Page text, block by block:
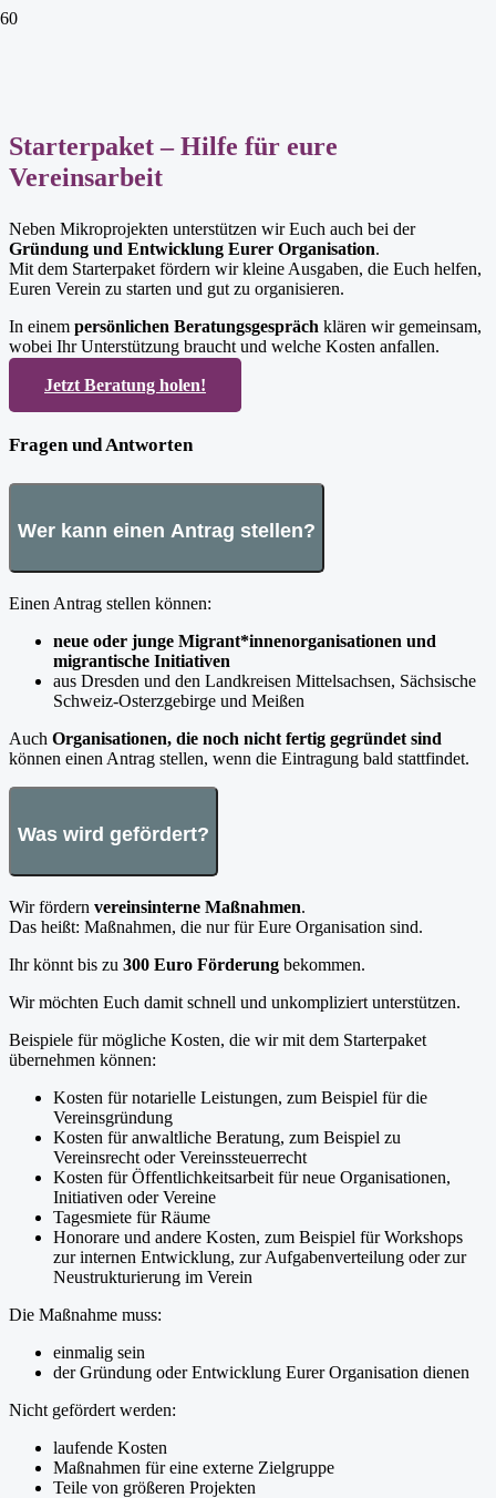
Starterpaket – Hilfe für eure
Vereinsarbeit
Neben Mikroprojekten unterstützen wir Euch auch bei der
Gründung und Entwicklung Eurer Organisation.
Mit dem Starterpaket fördern wir kleine Ausgaben, die Euch helfen,
Euren Verein zu starten und gut zu organisieren.
In einem persönlichen Beratungsgespräch klären wir gemeinsam,
wobei Ihr Unterstützung braucht und welche Kosten anfallen.
Jetzt Beratung holen!
Fragen und Antworten
Wer kann einen Antrag stellen?
Einen Antrag stellen können:
neue oder junge Migrant*innenorganisationen und
migrantische Initiativen
aus Dresden und den Landkreisen Mittelsachsen, Sächsische
Schweiz-Osterzgebirge und Meißen
Auch Organisationen, die noch nicht fertig gegründet sind
können einen Antrag stellen, wenn die Eintragung bald stattfindet.
Was wird gefördert?
Wir fördern vereinsinterne Maßnahmen.
Das heißt: Maßnahmen, die nur für Eure Organisation sind.
Ihr könnt bis zu 300 Euro Förderung bekommen.
Wir möchten Euch damit schnell und unkompliziert unterstützen.
Beispiele für mögliche Kosten, die wir mit dem Starterpaket
übernehmen können:
Kosten für notarielle Leistungen, zum Beispiel für die
Vereinsgründung
Kosten für anwaltliche Beratung, zum Beispiel zu
Vereinsrecht oder Vereinssteuerrecht
Kosten für Öffentlichkeitsarbeit für neue Organisationen,
Initiativen oder Vereine
Tagesmiete für Räume
Honorare und andere Kosten, zum Beispiel für Workshops
zur internen Entwicklung, zur Aufgabenverteilung oder zur
Neustrukturierung im Verein
Die Maßnahme muss:
einmalig sein
der Gründung oder Entwicklung Eurer Organisation dienen
Nicht gefördert werden:
laufende Kosten
Maßnahmen für eine externe Zielgruppe
Teile von größeren Projekten